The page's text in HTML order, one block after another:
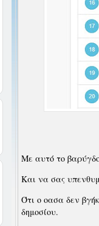
Με αυτό το
Και να σας
Ότι ο οασα δεν
δημοσίου.